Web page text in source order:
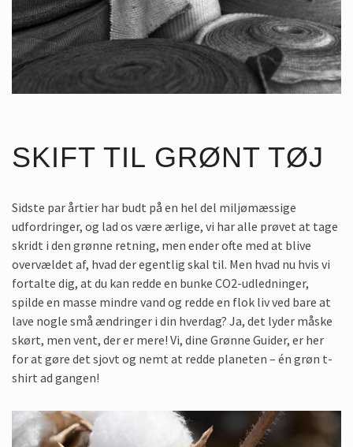
SKIFT TIL GRØNT TØJ
Sidste par årtier har budt på en hel del miljømæssige
udfordringer, og lad os være ærlige, vi har alle prøvet at tage
skridt i den grønne retning, men ender ofte med at blive
overvældet af, hvad der egentlig skal til. Men hvad nu hvis vi
fortalte dig, at du kan redde en bunke CO2-udledninger,
spilde en masse mindre vand og redde en flok liv ved bare at
lave nogle små ændringer i din hverdag? Ja, det lyder måske
skørt, men vent, der er mere! Vi, dine Grønne Guider, er her
for at gøre det sjovt og nemt at redde planeten – én grøn t-
shirt ad gangen!